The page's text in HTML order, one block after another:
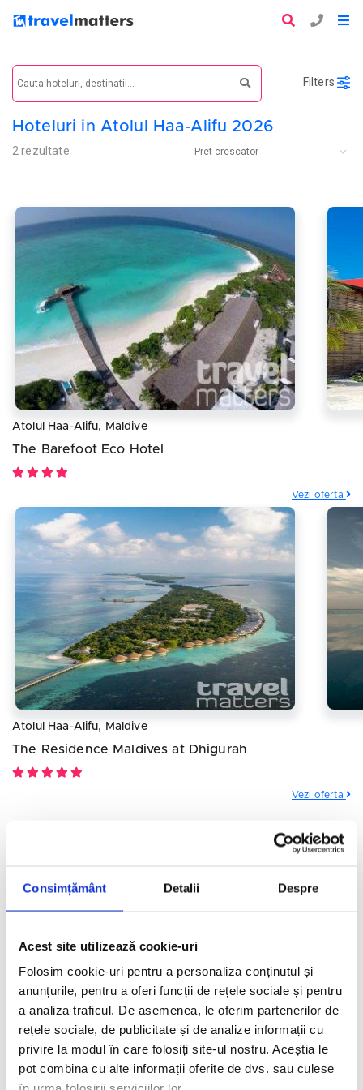
Consimțământ Detalii Despre
Acest site utilizează cookie-uri
Folosim cookie-uri pentru a personaliza conținutul și
anunțurile, pentru a oferi funcții de rețele sociale și pentru
a analiza traficul. De asemenea, le oferim partenerilor de
rețele sociale, de publicitate și de analize informații cu
privire la modul în care folosiți site-ul nostru. Aceștia le
pot combina cu alte informații oferite de dvs. sau culese
Filters
Hoteluri in Atolul Haa-Alifu 2026
2 rezultate
Atolul Haa-Alifu, Maldive
The Barefoot Eco Hotel
Vezi oferta
Atolul Haa-Alifu, Maldive
The Residence Maldives at Dhigurah
Vezi oferta
' am gasit 2 rezultate
Informatii generale
neconcordante care pot aparea intre informatiile asupra
tarifelelor si altor detalii din site si informatiile primite in
agentie. Intotdeauna vor avea prioritate informatiile primite
in agentie.
Datorita dinamicitatii domeniului disponibilitatea ofertelor
se modifica de la un moment la altul. Ofertele sunt valabile